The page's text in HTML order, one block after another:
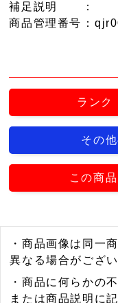
補足説明
：
商品管理番号 ：
ランク
その
この商
・商品画像は同一
異なる場合がござい
・商品に何らかの
または商品説明に